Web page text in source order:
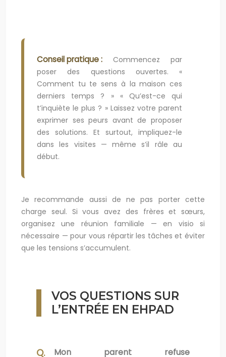
Conseil pratique : Commencez par
poser des questions ouvertes. «
Comment tu te sens à la maison ces
derniers temps ? » « Qu’est-ce qui
t’inquiète le plus ? » Laissez votre parent
exprimer ses peurs avant de proposer
des solutions. Et surtout, impliquez-le
dans les visites — même s’il râle au
début.
Je recommande aussi de ne pas porter cette
charge seul. Si vous avez des frères et sœurs,
organisez une réunion familiale — en visio si
nécessaire — pour vous répartir les tâches et éviter
que les tensions s’accumulent.
VOS QUESTIONS SUR
L’ENTRÉE EN EHPAD
Mon parent refuse